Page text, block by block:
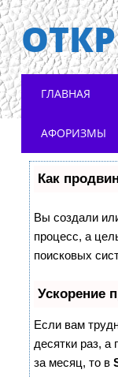
Main
ГЛАВНАЯ
АФОРИЗМЫ
Как
Вы создали
процесс, а
поисковых
Ускорение
Если вам
десятки раз,
за месяц, то в